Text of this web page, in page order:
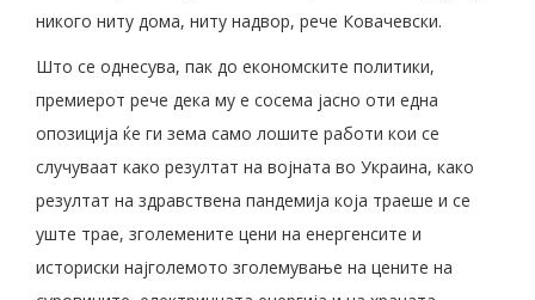
никого ниту дома, ниту надвор, рече Ковачевски.
Што се однесува, пак до економските политики,
премиерот рече дека му е сосема јасно оти една
опозиција ќе ги зема само лошите работи кои се
случуваат како резултат на војната во Украина, како
резултат на здравствена пандемија која траеше и се
уште трае, зголемените цени на енергенсите и
историски најголемото зголемување на цените на